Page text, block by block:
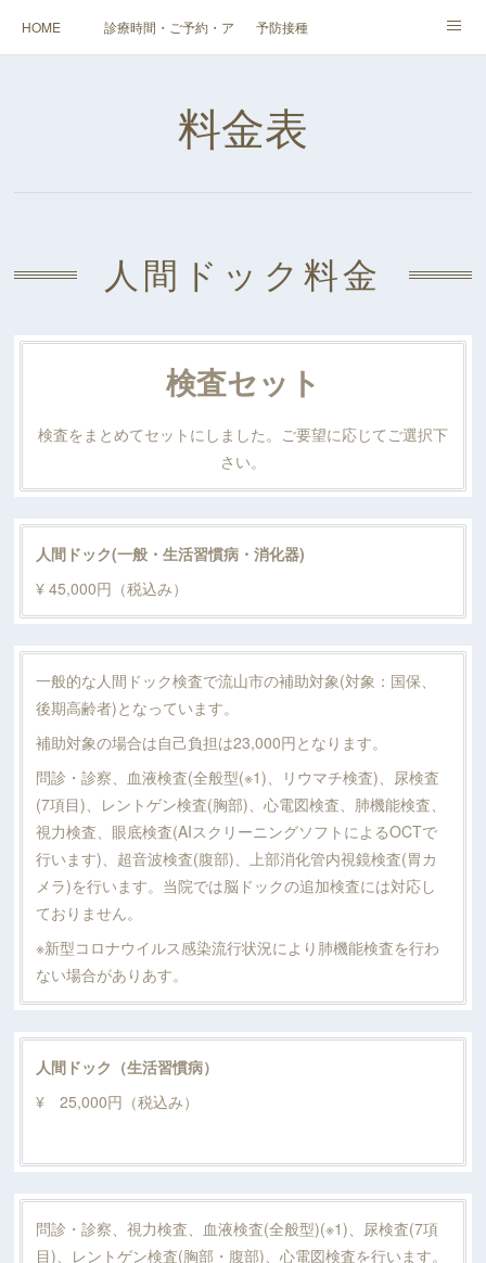
HOME 診療時間・ご予約・アクセス予防接種
料金表
人間ドック料金
検査セット
検査をまとめてセットにしました。ご要望に応じてご選択下
さい。
人間ドック(一般・生活習慣病・消化器)
¥ 45,000円（税込み）
一般的な人間ドック検査で流山市の補助対象(対象：国保、
後期高齢者)となっています。
補助対象の場合は自己負担は23,000円となります。
問診・診察、血液検査(全般型(※1)、リウマチ検査)、尿検査
(7項目)、レントゲン検査(胸部)、心電図検査、肺機能検査、
視力検査、眼底検査(AIスクリーニングソフトによるOCTで
行います)、超音波検査(腹部)、上部消化管内視鏡検査(胃カ
メラ)を行います。当院では脳ドックの追加検査には対応し
ておりません。
※新型コロナウイルス感染流行状況により肺機能検査を行わ
ない場合がありあす。
人間ドック（生活習慣病）
¥ 25,000円（税込み）
問診・診察、視力検査、血液検査(全般型)(※1)、尿検査(7項
目)、レントゲン検査(胸部・腹部)、心電図検査を行います。